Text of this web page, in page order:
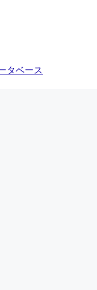
タベース